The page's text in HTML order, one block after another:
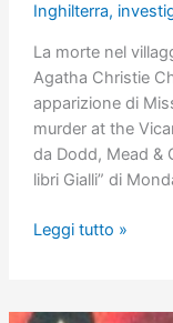
Inghilterra,
La morte nel
Agatha Christie
apparizione di
murder at the
da Dodd, Mead &
libri Gialli” di
La
Leggi tutto »